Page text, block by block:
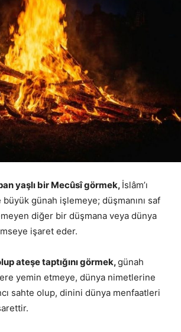
yaşlı bir Mecûsî görmek, İslâm’ı
günah işlemeye; düşmanını saf
diğer bir düşmana veya dünya
işaret eder.
ateşe taptığını görmek,günah
yemin etmeye, dünya nimetlerine
sahte olup, dinini dünya menfaatleri